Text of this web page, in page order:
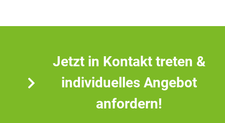
Jetzt in Kontakt treten &
individuelles Angebot
anfordern!